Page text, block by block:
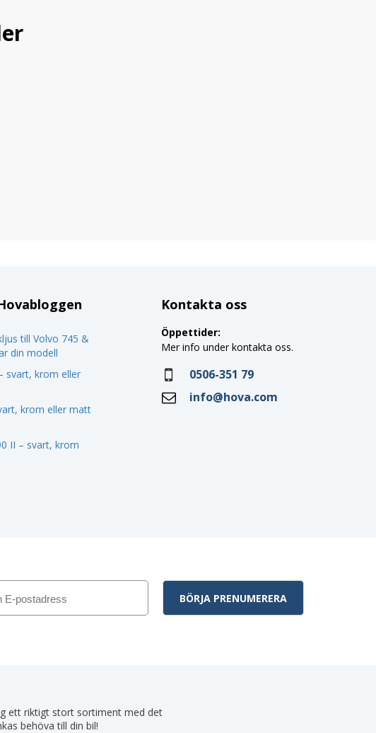
till Volvo 745 &
din modell
svart, krom eller
krom eller matt
II – svart, krom
Kontakta oss
Öppettider:
Mer info under kontakta oss.
0506-351 79
info@hova.com
ett riktigt stort sortiment med det
behöva till din bil!